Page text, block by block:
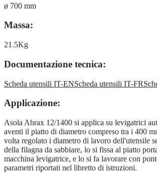
ø 700 mm
Massa:
21.5Kg
Documentazione tecnica:
Scheda utensili IT-ENScheda utensili IT-FR
Applicazione:
Asola Abrax 12/1400 si applica su levigatrici
aventi il piatto di diametro compreso tra i 400
volta regolato i diametro di lavoro dell'utensile
della filagna da sabbiare, lo si fissa al piatto
macchina levigatrice, e lo si fa lavorare con
parametri riportati nel libretto di istruzioni.